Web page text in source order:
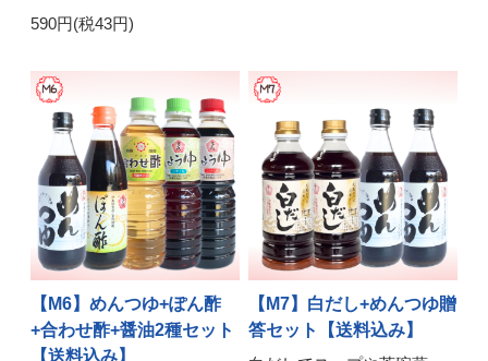
590円(税43円)
【M6】めんつゆ+ぽん酢
+合わせ酢+醤油2種セット
【送料込み】
【M7】白だし+めんつゆ贈
答セット【送料込み】